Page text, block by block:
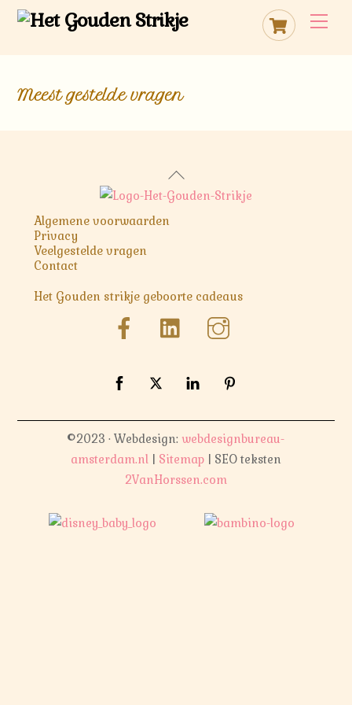
Skip
Cart
Meest gestelde vragen
Back
To
Algemene voorwaarden
Privacy
Veelgestelde vragen
Contact
Het Gouden strikje geboorte cadeaus
©2023 · Webdesign: webdesignbureau-
amsterdam.nl| Sitemap| SEO teksten
2VanHorssen.com